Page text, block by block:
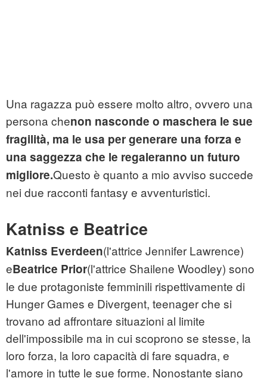
Una ragazza può essere molto altro, ovvero una
persona chenon nasconde o maschera le sue
fragilità, ma le usa per generare una forza e
una saggezza che le regaleranno un futuro
migliore.Questo è quanto a mio avviso succede
nei due racconti fantasy e avventuristici.
Katniss e Beatrice
Katniss Everdeen(l'attrice Jennifer Lawrence)
eBeatrice Prior(l'attrice Shailene Woodley) sono
le due protagoniste femminili rispettivamente di
Hunger Games e Divergent, teenager che si
trovano ad affrontare situazioni al limite
dell'impossibile ma in cui scoprono se stesse, la
loro forza, la loro capacità di fare squadra, e
l'amore in tutte le sue forme. Nonostante siano